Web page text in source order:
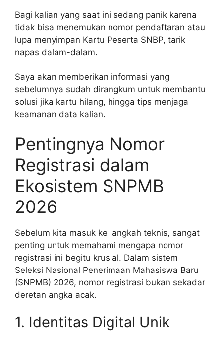
Bagi kalian yang saat ini sedang panik karena
tidak bisa menemukan nomor pendaftaran atau
lupa menyimpan Kartu Peserta SNBP, tarik
napas dalam-dalam.
Saya akan memberikan informasi yang
sebelumnya sudah dirangkum untuk membantu
solusi jika kartu hilang, hingga tips menjaga
keamanan data kalian.
Pentingnya Nomor
Registrasi dalam
Ekosistem SNPMB
2026
Sebelum kita masuk ke langkah teknis, sangat
penting untuk memahami mengapa nomor
registrasi ini begitu krusial. Dalam sistem
Seleksi Nasional Penerimaan Mahasiswa Baru
(SNPMB) 2026, nomor registrasi bukan sekadar
deretan angka acak.
1. Identitas Digital Unik